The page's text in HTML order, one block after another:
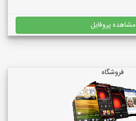
مشاهده پروفایل
فروشگاه